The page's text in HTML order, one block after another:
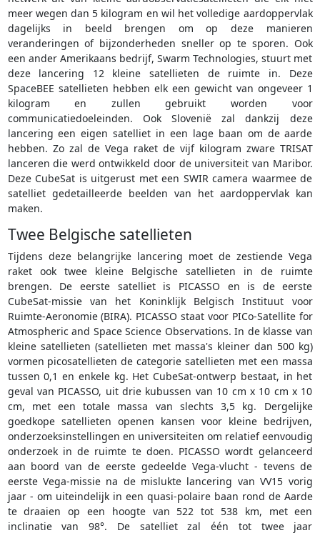
meer wegen dan 5 kilogram en wil het volledige aardoppervlak
dagelijks in beeld brengen om op deze manieren
veranderingen of bijzonderheden sneller op te sporen. Ook
een ander Amerikaans bedrijf, Swarm Technologies, stuurt met
deze lancering 12 kleine satellieten de ruimte in. Deze
SpaceBEE satellieten hebben elk een gewicht van ongeveer 1
kilogram en zullen gebruikt worden voor
communicatiedoeleinden. Ook Slovenië zal dankzij deze
lancering een eigen satelliet in een lage baan om de aarde
hebben. Zo zal de Vega raket de vijf kilogram zware TRISAT
lanceren die werd ontwikkeld door de universiteit van Maribor.
Deze CubeSat is uitgerust met een SWIR camera waarmee de
satelliet gedetailleerde beelden van het aardoppervlak kan
maken.
Twee Belgische satellieten
Tijdens deze belangrijke lancering moet de zestiende Vega
raket ook twee kleine Belgische satellieten in de ruimte
brengen. De eerste satelliet is PICASSO en is de eerste
CubeSat-missie van het Koninklijk Belgisch Instituut voor
Ruimte-Aeronomie (BIRA). PICASSO staat voor PICo-Satellite for
Atmospheric and Space Science Observations. In de klasse van
kleine satellieten (satellieten met massa's kleiner dan 500 kg)
vormen picosatellieten de categorie satellieten met een massa
tussen 0,1 en enkele kg. Het CubeSat-ontwerp bestaat, in het
geval van PICASSO, uit drie kubussen van 10 cm x 10 cm x 10
cm, met een totale massa van slechts 3,5 kg. Dergelijke
goedkope satellieten openen kansen voor kleine bedrijven,
onderzoeksinstellingen en universiteiten om relatief eenvoudig
onderzoek in de ruimte te doen. PICASSO wordt gelanceerd
aan boord van de eerste gedeelde Vega-vlucht - tevens de
eerste Vega-missie na de mislukte lancering van VV15 vorig
jaar - om uiteindelijk in een quasi-polaire baan rond de Aarde
te draaien op een hoogte van 522 tot 538 km, met een
inclinatie van 98°. De satelliet zal één tot twee jaar